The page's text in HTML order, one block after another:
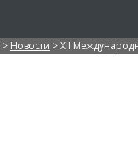
> Новости >XII